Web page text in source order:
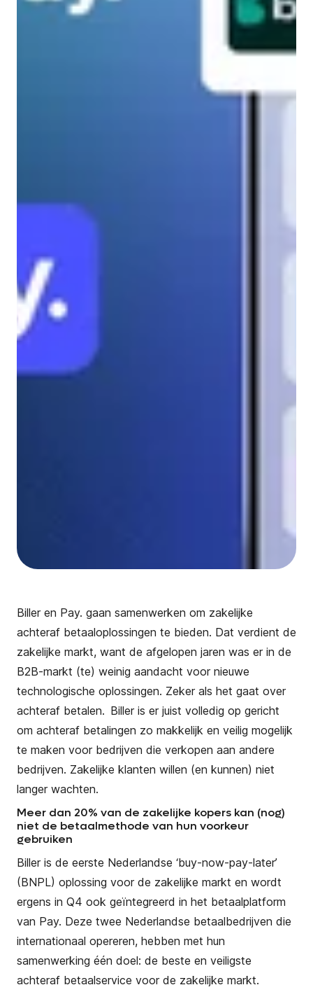
Billeren Pay. gaan samenwerken om zakelijke
achteraf betaaloplossingen te bieden. Dat verdient de
zakelijke markt, want de afgelopen jaren was er in de
B2B-markt (te) weinig aandacht voor nieuwe
technologische oplossingen. Zeker als het gaat over
achteraf betalen. Billeris er juist volledig op gericht
om achteraf betalingen zo makkelijk en veilig mogelijk
te maken voor bedrijven die verkopen aan andere
bedrijven. Zakelijke klanten willen (en kunnen) niet
langer wachten.
Meer dan 20% van de zakelijke kopers kan (nog)
niet de betaalmethode van hun voorkeur
gebruiken
Biller is de eerste Nederlandse ‘buy-now-pay-later’
(BNPL) oplossing voor de zakelijke markt en wordt
ergens in Q4 ook geïntegreerd in het betaalplatform
van Pay. Deze twee Nederlandse betaalbedrijven die
internationaal opereren, hebben met hun
samenwerking één doel: de beste en veiligste
achteraf betaalservice voor de zakelijke markt.